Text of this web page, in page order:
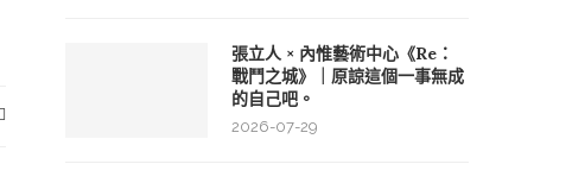
張立人 × 內惟藝術中心《Re：
戰鬥之城》｜原諒這個一事無成
的自己吧。
2026-07-29